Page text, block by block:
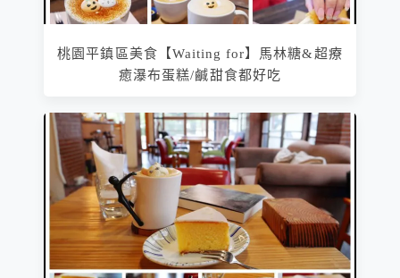
桃園平鎮區美食【Waiting for】馬林糖&超療
癒瀑布蛋糕/鹹甜食都好吃